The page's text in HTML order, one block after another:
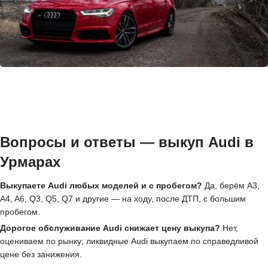
Вопросы и ответы — выкуп Audi в
Урмарах
Выкупаете Audi любых моделей и с пробегом? Да, берём A3,
A4, A6, Q3, Q5, Q7 и другие — на ходу, после ДТП, с большим
пробегом.
Дорогое обслуживание Audi снижает цену выкупа? Нет,
оцениваем по рынку; ликвидные Audi выкупаем по справедливой
цене без занижения.